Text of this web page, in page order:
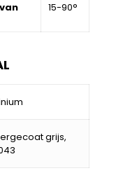
15-90°
grijs,